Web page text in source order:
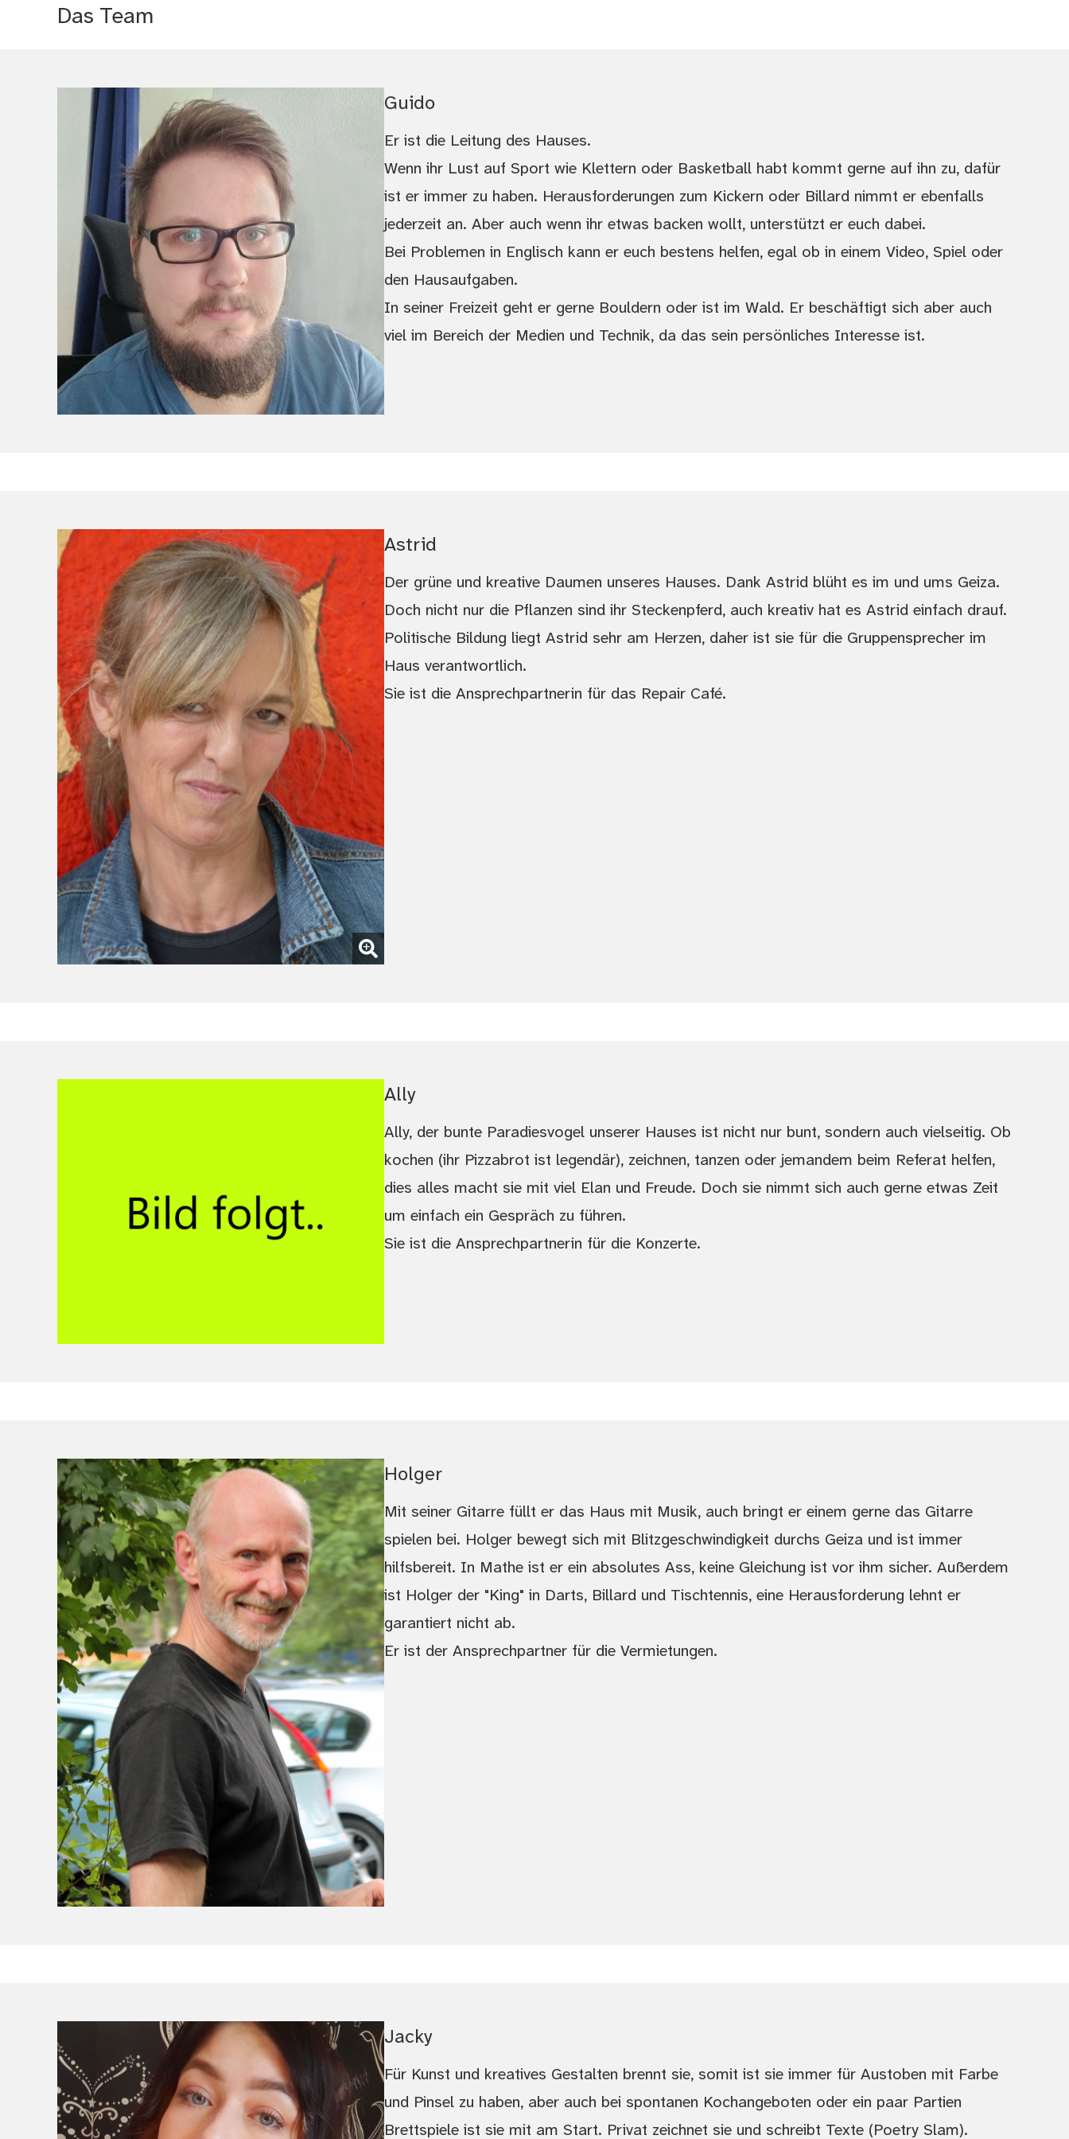
Das Team
Guido
Er ist die Leitung des Hauses.
Wenn ihr Lust auf Sport wie Klettern oder Basketball habt kommt gerne auf ihn zu, dafür
ist er immer zu haben. Herausforderungen zum Kickern oder Billard nimmt er ebenfalls
jederzeit an. Aber auch wenn ihr etwas backen wollt, unterstützt er euch dabei.
Bei Problemen in Englisch kann er euch bestens helfen, egal ob in einem Video, Spiel oder
den Hausaufgaben.
In seiner Freizeit geht er gerne Bouldern oder ist im Wald. Er beschäftigt sich aber auch
viel im Bereich der Medien und Technik, da das sein persönliches Interesse ist.
(Bild vergrößern)
Astrid
Der grüne und kreative Daumen unseres Hauses. Dank Astrid blüht es im und ums Geiza.
Doch nicht nur die Pflanzen sind ihr Steckenpferd, auch kreativ hat es Astrid einfach drauf.
Politische Bildung liegt Astrid sehr am Herzen, daher ist sie für die Gruppensprecher im
Haus verantwortlich.
Sie ist die Ansprechpartnerin für das Repair Café.
Ally
Ally, der bunte Paradiesvogel unserer Hauses ist nicht nur bunt, sondern auch vielseitig. Ob
kochen (ihr Pizzabrot ist legendär), zeichnen, tanzen oder jemandem beim Referat helfen,
dies alles macht sie mit viel Elan und Freude. Doch sie nimmt sich auch gerne etwas Zeit
um einfach ein Gespräch zu führen.
Sie ist die Ansprechpartnerin für die Konzerte.
Holger
Mit seiner Gitarre füllt er das Haus mit Musik, auch bringt er einem gerne das Gitarre
spielen bei. Holger bewegt sich mit Blitzgeschwindigkeit durchs Geiza und ist immer
hilfsbereit. In Mathe ist er ein absolutes Ass, keine Gleichung ist vor ihm sicher. Außerdem
ist Holger der "King" in Darts, Billard und Tischtennis, eine Herausforderung lehnt er
garantiert nicht ab.
Er ist der Ansprechpartner für die Vermietungen.
Jacky
Für Kunst und kreatives Gestalten brennt sie, somit ist sie immer für Austoben mit Farbe
und Pinsel zu haben, aber auch bei spontanen Kochangeboten oder ein paar Partien
Brettspiele ist sie mit am Start. Privat zeichnet sie und schreibt Texte (Poetry Slam).